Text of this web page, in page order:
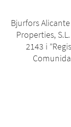
Bjurfors
Properties,
2143 i